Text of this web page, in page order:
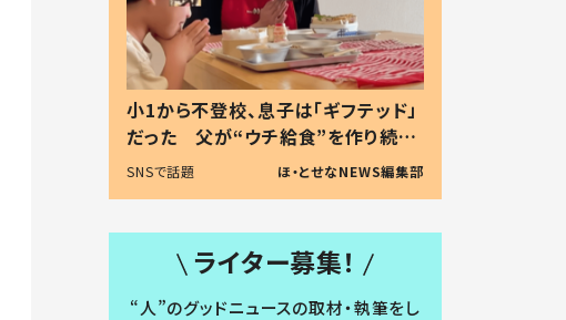
小1から不登校、息子は「ギフテッド」
だった 父が“ウチ給食”を作り続け
る理由とは #令和の親 #令和の子
SNSで話題 ほ・とせなNEWS編集部
ライター募集！
“人”のグッドニュースの取材・執筆をし